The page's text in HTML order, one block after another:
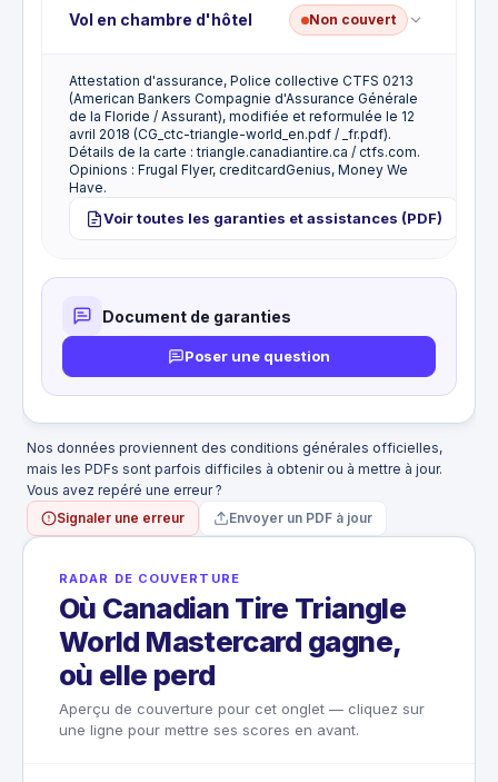
cette carte. Tout coût de remplacement est à la
Aucune assurance accident de voyage ni DMA de
transporteur public. Il n'y a aucune indemnité de
d'un avion, d'un train ou d'un autobus. Cette carte
ne comporte aucune attestation d'assurance
voyage.
Vol en chambre d'hôtel Non couvert
Aucune assurance vol à l'hôtel. Les biens volés
dans votre chambre d'hôtel en voyage ne sont pas
couverts. Cette indemnité n'est pas incluse avec
cette carte.
Attestation d'assurance, Police collective CTFS 0213
(American Bankers Compagnie d'Assurance Générale
de la Floride / Assurant), modifiée et reformulée le 12
avril 2018 (CG_ctc-triangle-world_en.pdf / _fr.pdf).
Détails de la carte : triangle.canadiantire.ca / ctfs.com.
Opinions : Frugal Flyer, creditcardGenius, Money We
Have.
Voir toutes les garanties et assistances (PDF)
Document de garanties
Poser une question
Nos données proviennent des conditions générales officielles,
mais les PDFs sont parfois difficiles à obtenir ou à mettre à jour.
Vous avez repéré une erreur ?
Signaler une erreur
Envoyer un PDF à jour
RADAR DE COUVERTURE
Où Canadian Tire Triangle
World Mastercard gagne,
où elle perd
Aperçu de couverture pour cet onglet — cliquez sur
une ligne pour mettre ses scores en avant.